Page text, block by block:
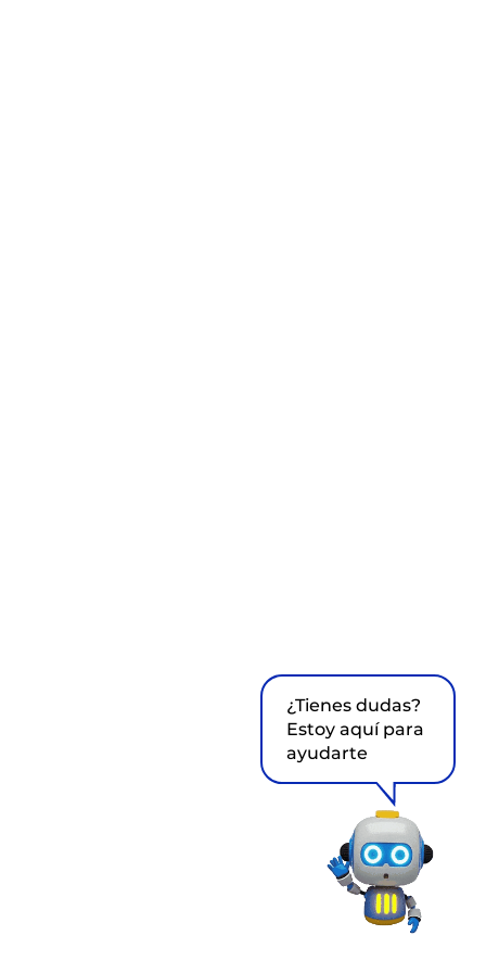
¿Tienes dudas?
Estoy aquí para
ayudarte